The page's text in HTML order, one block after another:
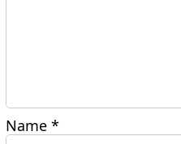
Name*